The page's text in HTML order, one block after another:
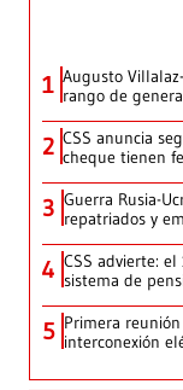
1 Augusto
rango de
2 CSS anuncia
cheque tienen
3 Guerra Rusia-
repatriados y
4 CSS advierte:
sistema de
5 Primera
interconexión